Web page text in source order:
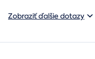
Zobraziť ďalšie dotazy